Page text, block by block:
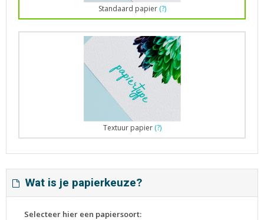
Standaard papier (?)
Textuur papier (?)
Wat is je papierkeuze?
Selecteer hier een papiersoort: